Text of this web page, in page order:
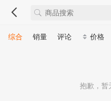
综合 销量 评论 价格
抱歉，暂